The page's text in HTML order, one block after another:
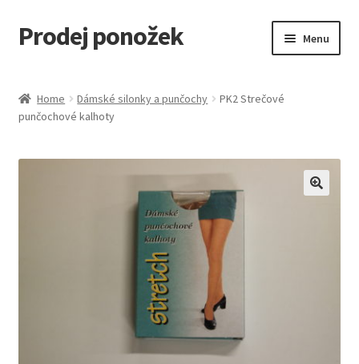
Přeskočit
na
Přejít
k
webu
Prodej ponožek Menu
Košík
Můj účet
Home Dámské silonky a punčochy
PK2 Strečové
punčochové kalhoty